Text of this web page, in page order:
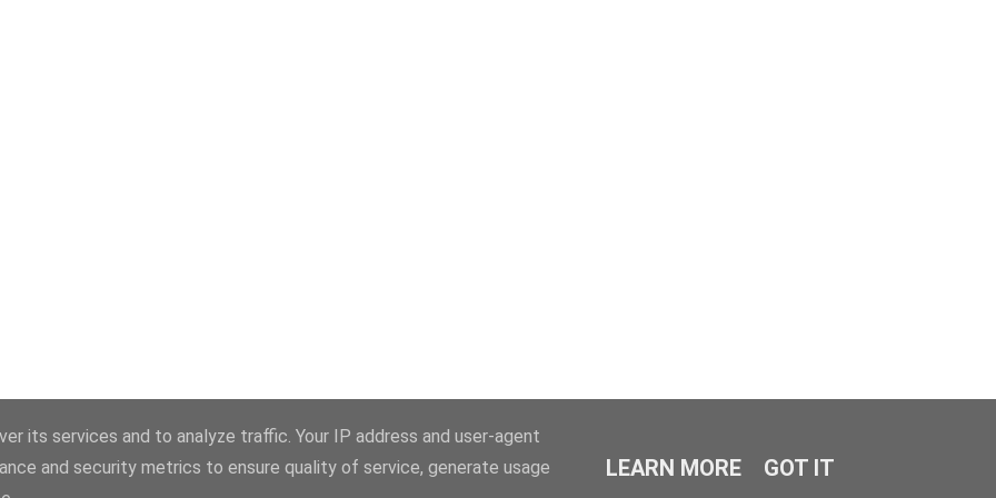
Använder Blogger
its services and to analyze traffic. Your IP address and user-agent
and security metrics to ensure quality of service, generate usage
LEARN MORE GOT IT